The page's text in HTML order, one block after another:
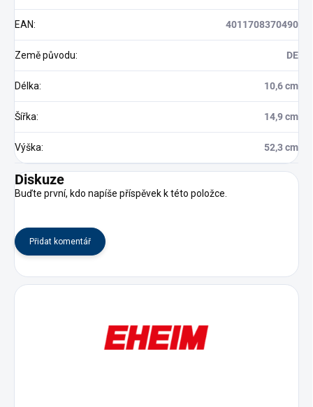
EAN: 4011708370490
Země původu: DE
Délka: 10,6 cm
Šířka: 14,9 cm
Výška: 52,3 cm
Diskuze
Buďte první, kdo napíše příspěvek k této položce.
Přidat komentář